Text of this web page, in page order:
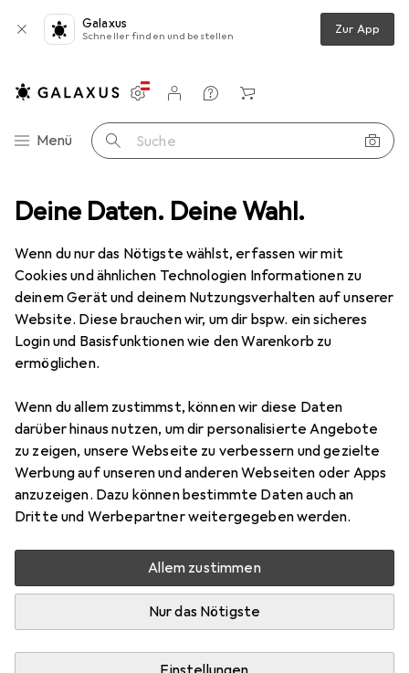
Deine Daten. Deine Wahl.
Wenn du nur das Nötigste wählst, erfassen wir mit
Cookies und ähnlichen Technologien Informationen zu
deinem Gerät und deinem Nutzungsverhalten auf unserer
Website. Diese brauchen wir, um dir bspw. ein sicheres
Login und Basisfunktionen wie den Warenkorb zu
ermöglichen.
Wenn du allem zustimmst, können wir diese Daten
darüber hinaus nutzen, um dir personalisierte Angebote
zu zeigen, unsere Webseite zu verbessern und gezielte
Werbung auf unseren und anderen Webseiten oder Apps
anzuzeigen. Dazu können bestimmte Daten auch an
Dritte und Werbepartner weitergegeben werden.
Allem zustimmen
Nur das Nötigste
Galaxus
Schneller finden und bestellen Zur App
Navigation nach Kategorien
Menü Suche
Einstellungen
Kundenkonto
Vergleichslisten
Merklisten
Warenkorb
Pferd POLINOXKompaktschleifDisc DISC PNERW 25222 SiC
7 Bilder
PferdPOLINOXKompaktschleifDisc
DISC PNERW 25222 SiC
Fein
Preis in EUR inkl. MwSt.
EUR
38,01
Bewertungen
Zwischen Sa, 5.9. und Sa, 19.9. geliefert
Mehr als 10 Stück an Lager beim Lieferanten
Benachrichtigen, wenn schneller verfügbar